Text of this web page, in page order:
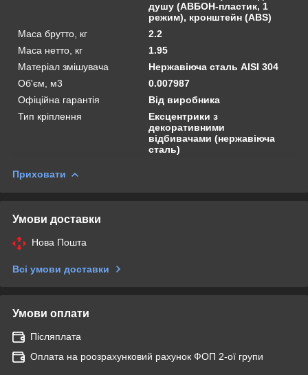
душу (АВБОН-пластик, 1
режим), кронштейн (ABS)
Маса брутто, кг
2.2
Маса нетто, кг
1.95
Матеріал змішувача
Нержавіюча сталь AISI 304
Об'єм, м3
0.007987
Офіційна гарантія
Від виробника
Тип кріплення
Ексцентрики з
декоративними
відбивачами (нержавіюча
сталь)
Приховати
Умови доставки
Нова Пошта
Всі умови доставки
Умови оплати
Післяплата
Оплата на роозрахунковий рахунок ФОП 2-ої групи